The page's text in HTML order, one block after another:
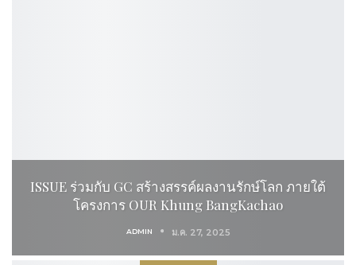
ISSUE ร่วมกับ GC สร้างสรรค์ผลงานรักษ์โลก ภายใต้
โครงการ OUR Khung BangKachao
ADMIN ม.ค. 27, 2025